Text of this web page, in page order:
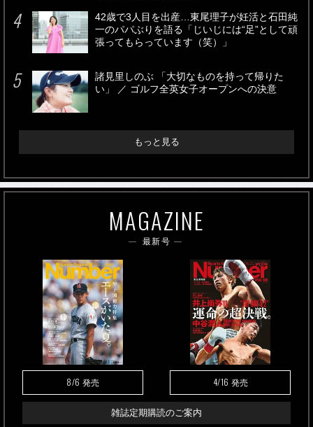
42歳で3人目を出産…東尾理子が妊活と石田純
一のパパぶりを語る「じいじには“足”として頑
張ってもらっています（笑）」
諸見里しのぶ 「大切なものを持って帰りた
い」 ／ ゴルフ全英女子オープンへの決意
もっと見る
MAGAZINE
最新号
8/6 発売 4/16 発売
雑誌定期購読のご案内